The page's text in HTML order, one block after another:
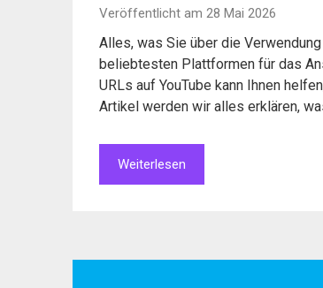
Veröffentlicht am 28 Mai 2026
Alles, was Sie über die
beliebtesten Plattformen für das
URLs auf YouTube kann Ihnen
Artikel werden wir alles erklären,
Weiterlesen